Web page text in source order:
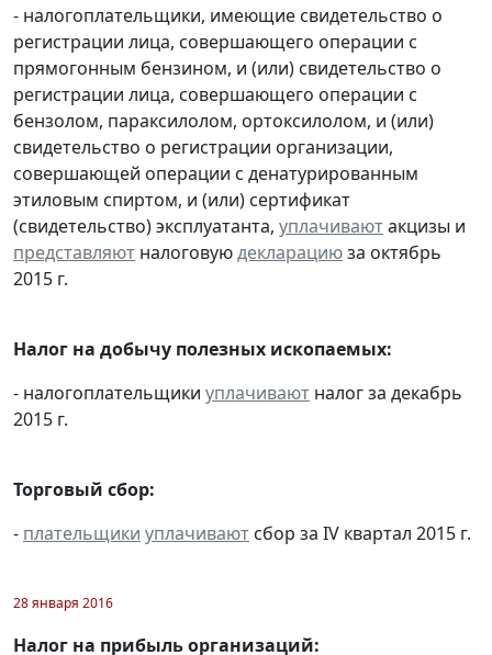
- налогоплательщики, имеющие свидетельство о
регистрации лица, совершающего операции с
прямогонным бензином, и (или) свидетельство о
регистрации лица, совершающего операции с
бензолом, параксилолом, ортоксилолом, и (или)
свидетельство о регистрации организации,
совершающей операции с денатурированным
этиловым спиртом, и (или) сертификат
(свидетельство) эксплуатанта, уплачиваютакцизы и
представляют налоговуюдекларациюза октябрь
2015 г.
Налог на добычу полезных ископаемых:
- налогоплательщики уплачивают налог за декабрь
2015 г.
Торговый сбор:
- плательщики уплачивают сбор за IV квартал 2015 г.
28 января 2016
Налог на прибыль организаций: